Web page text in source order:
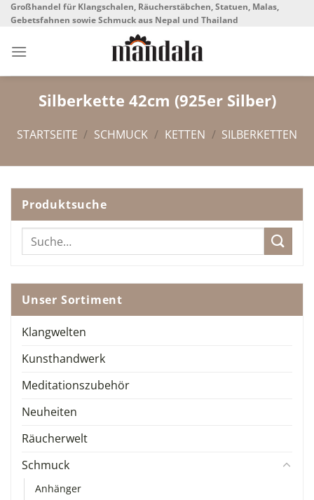
SkipGroßhandel für Klangschalen, Räucherstäbchen, Statuen, Malas,
Gebetsfahnen sowie Schmuck aus Nepal und Thailand
Silberkette 42cm (925er Silber)
STARTSEITE / SCHMUCK / KETTEN / SILBERKETTEN
Produktsuche
Suche
nach:
Unser Sortiment
Klangwelten
Kunsthandwerk
Meditationszubehör
Neuheiten
Räucherwelt
Schmuck
Anhänger